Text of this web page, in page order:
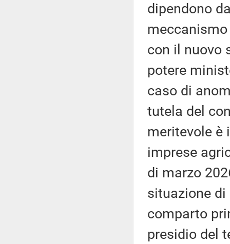
dipendono
con il nuovo
potere
caso di
tutela del
meritevole è
imprese
di marzo
situazione
comparto
presidio del